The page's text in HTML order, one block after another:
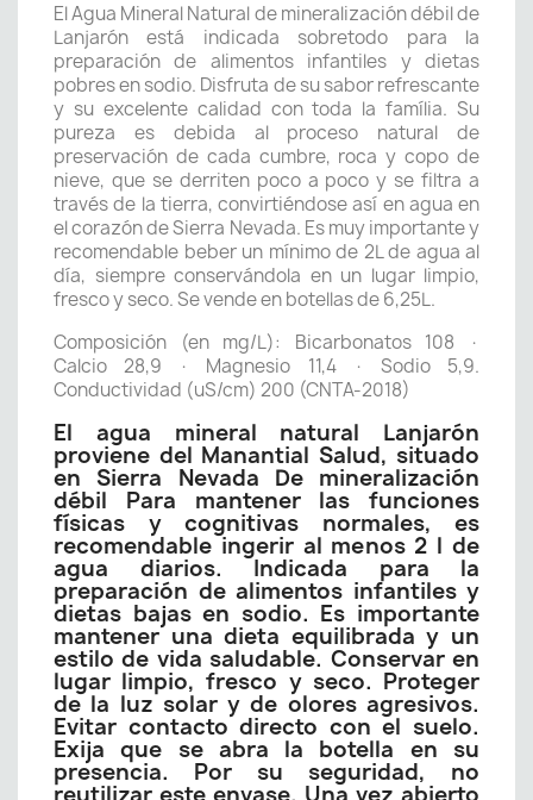
El Agua Mineral Natural de mineralización débil de
Lanjarón está indicada sobretodo para la
preparación de alimentos infantiles y dietas
pobres en sodio. Disfruta de su sabor refrescante
y su excelente calidad con toda la família. Su
pureza es debida al proceso natural de
preservación de cada cumbre, roca y copo de
nieve, que se derriten poco a poco y se filtra a
través de la tierra, convirtiéndose así en agua en
el corazón de Sierra Nevada. Es muy importante y
recomendable beber un mínimo de 2L de agua al
día, siempre conservándola en un lugar limpio,
fresco y seco. Se vende en botellas de 6,25L.
Composición (en mg/L): Bicarbonatos 108 ·
Calcio 28,9 · Magnesio 11,4 · Sodio 5,9.
Conductividad (uS/cm) 200 (CNTA-2018)
El agua mineral natural Lanjarón
proviene del Manantial Salud, situado
en Sierra Nevada De mineralización
débil Para mantener las funciones
físicas y cognitivas normales, es
recomendable ingerir al menos 2 l de
agua diarios. Indicada para la
preparación de alimentos infantiles y
dietas bajas en sodio. Es importante
mantener una dieta equilibrada y un
estilo de vida saludable. Conservar en
lugar limpio, fresco y seco. Proteger
de la luz solar y de olores agresivos.
Evitar contacto directo con el suelo.
Exija que se abra la botella en su
presencia. Por su seguridad, no